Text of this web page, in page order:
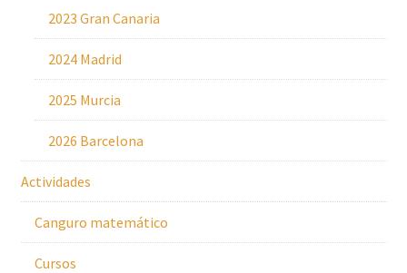
2023 Gran Canaria
2024 Madrid
2025 Murcia
2026 Barcelona
Actividades
Canguro matemático
Cursos